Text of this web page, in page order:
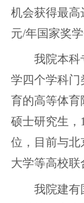
机会获得最高
元/年国家奖学
我院本科专
学四个学科门
育的高等体育
硕士研究生，
位，目前与北
大学等高校联
我院建有国